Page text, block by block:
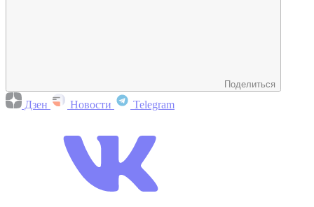
Поделиться
Дзен Новости Telegram